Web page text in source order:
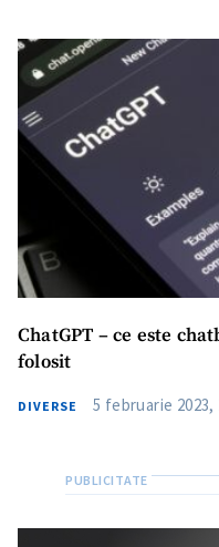
ChatGPT – ce este
folosit
DIVERSE 5 februarie 2023,